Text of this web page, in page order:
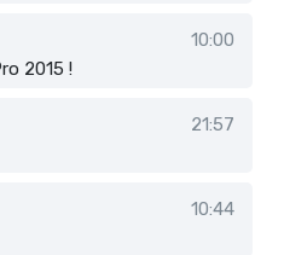
10:00
2015 !
21:57
10:44